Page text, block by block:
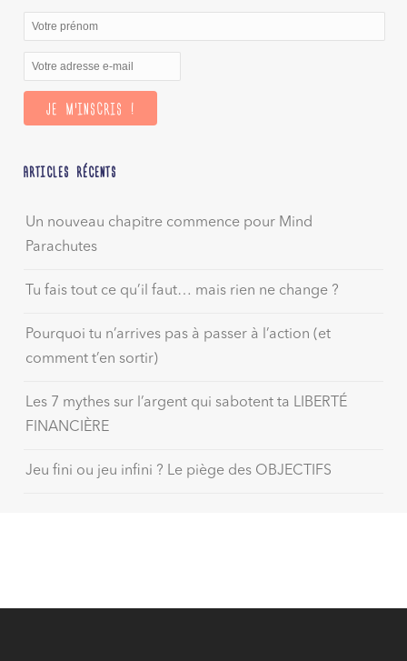
ARTICLES RÉCENTS
Un nouveau chapitre commence pour Mind
Parachutes
Tu fais tout ce qu’il faut… mais rien ne change ?
Pourquoi tu n’arrives pas à passer à l’action (et
comment t’en sortir)
Les 7 mythes sur l’argent qui sabotent ta LIBERTÉ
FINANCIÈRE
Jeu fini ou jeu infini ? Le piège des OBJECTIFS